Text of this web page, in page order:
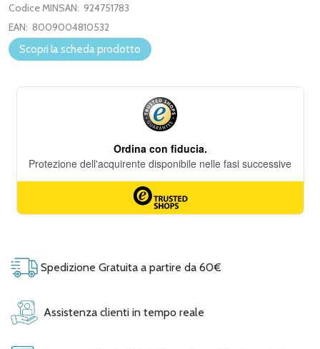
Codice MINSAN: 924751783
EAN: 8009004810532
Scopri la scheda prodotto
Spedizione Gratuita a partire da 60€
Assistenza clienti in tempo reale